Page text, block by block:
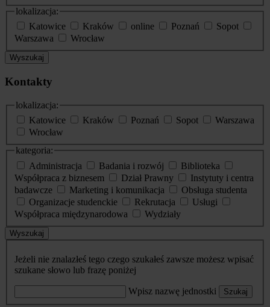
lokalizacja:
Katowice
Kraków online Poznań
Sopot
Warszawa
Wrocław
Wyszukaj
Kontakty
lokalizacja:
Katowice
Kraków Poznań Sopot
Warszawa
Wrocław
kategoria:
Administracja
Badania i rozwój
Biblioteka
Współpraca z biznesem
Dział Prawny
Instytuty i centra
badawcze
Marketing i komunikacja
Obsługa studenta
Organizacje studenckie
Rekrutacja
Usługi
Współpraca międzynarodowa
Wydziały
Wyszukaj
Jeżeli nie znalazłeś tego czego szukałeś zawsze możesz wpisać
szukane słowo lub frazę poniżej
Wpisz nazwę jednostki Szukaj